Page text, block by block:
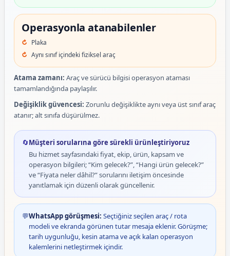
Operasyonla atanabilenler
Plaka
Aynı sınıf içindeki fiziksel araç
Atama zamanı: Araç ve sürücü bilgisi operasyon ataması
tamamlandığında paylaşılır.
Değişiklik güvencesi: Zorunlu değişiklikte aynı veya üst sınıf araç
atanır; alt sınıfa düşürülmez.
🔄Müşteri sorularına göre sürekli ürünleştiriyoruz
Bu hizmet sayfasındaki fiyat, ekip, ürün, kapsam ve
operasyon bilgileri; “Kim gelecek?”, “Hangi ürün gelecek?”
ve “Fiyata neler dâhil?” sorularını iletişim öncesinde
yanıtlamak için düzenli olarak güncellenir.
💬WhatsApp görüşmesi: Seçtiğiniz seçilen araç / rota
modeli ve ekranda görünen tutar mesaja eklenir. Görüşme;
tarih uygunluğu, kesin atama ve açık kalan operasyon
kalemlerini netleştirmek içindir.